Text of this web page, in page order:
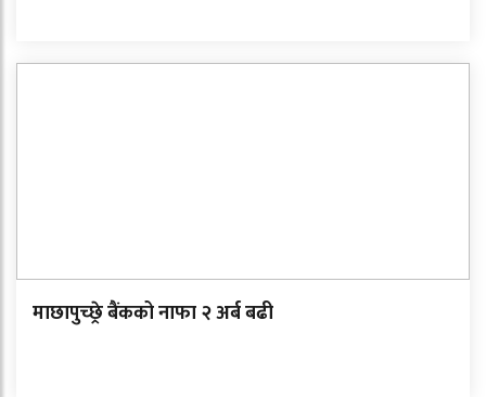
माछापुच्छ्रे बैंकको नाफा २ अर्ब बढी